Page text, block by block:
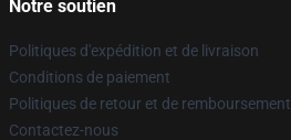
Notre soutien
Politiques d'expédition et de livraison
Conditions de paiement
Politiques de retour et de remboursement
Contactez-nous